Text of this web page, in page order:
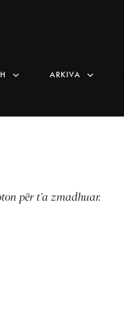
ARKIVA
për t’a zmadhuar.